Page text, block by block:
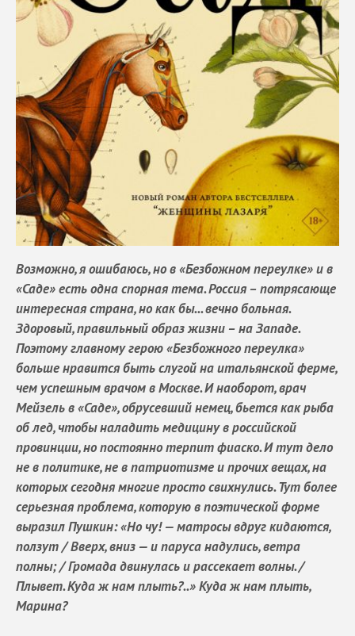
Возможно, я ошибаюсь, но в «Безбожном переулке» и в
«Саде» есть одна спорная тема. Россия – потрясающе
интересная страна, но как бы... вечно больная.
Здоровый, правильный образ жизни – на Западе.
Поэтому главному герою «Безбожного переулка»
больше нравится быть слугой на итальянской ферме,
чем успешным врачом в Москве. И наоборот, врач
Мейзель в «Саде», обрусевший немец, бьется как рыба
об лед, чтобы наладить медицину в российской
провинции, но постоянно терпит фиаско. И тут дело
не в политике, не в патриотизме и прочих вещах, на
которых сегодня многие просто свихнулись. Тут более
серьезная проблема, которую в поэтической форме
выразил Пушкин: «Но чу! — матросы вдруг кидаются,
ползут / Вверх, вниз — и паруса надулись, ветра
полны; / Громада двинулась и рассекает волны. /
Плывет. Куда ж нам плыть?..» Куда ж нам плыть,
Марина?